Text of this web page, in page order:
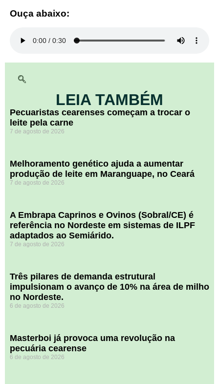
Ouça abaixo:
LEIA TAMBÉM
Pecuaristas cearenses começam a trocar o
leite pela carne
7 de agosto de 2026
Melhoramento genético ajuda a aumentar
produção de leite em Maranguape, no Ceará
7 de agosto de 2026
A Embrapa Caprinos e Ovinos (Sobral/CE) é
referência no Nordeste em sistemas de ILPF
adaptados ao Semiárido.
7 de agosto de 2026
​Três pilares de demanda estrutural
impulsionam o avanço de 10% na área de milho
no Nordeste.
6 de agosto de 2026
Masterboi já provoca uma revolução na
pecuária cearense
6 de agosto de 2026